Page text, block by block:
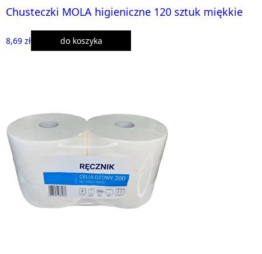
Chusteczki MOLA higieniczne 120 sztuk miękkie
8,69 zł do koszyka